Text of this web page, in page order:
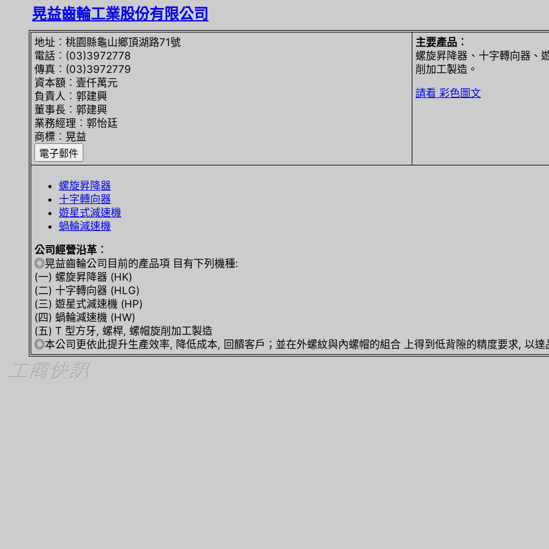
晃益齒輪工業股份有限公司
地址︰桃園縣龜山鄉頂湖路71號
電話︰(03)3972778
傳真︰(03)3972779
資本額︰壹仟萬元
負責人︰郭建興
董事長︰郭建興
業務經理︰郭怡廷
商標︰晃益
主要產品︰
螺旋昇降器、十字轉向器、
削加工製造。
請看 彩色圖文
螺旋昇降器
十字轉向器
遊星式減速機
蝸輪減速機
公司經營沿革︰
◎晃益齒輪公司目前的產品項 目有下列機種:
(一) 螺旋昇降器 (HK)
(二) 十字轉向器 (HLG)
(三) 遊星式減速機 (HP)
(四) 蝸輪減速機 (HW)
(五) T 型方牙, 螺桿, 螺帽旋削加工製造
◎本公司更依此提升生產效率, 降低成本, 回饋客戶；並在外螺紋與內螺帽的組合 上得到低背隙的精度要求, 以達